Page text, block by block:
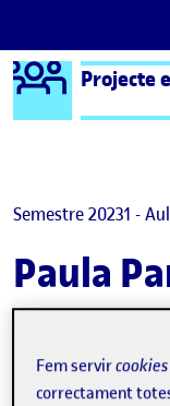
Saltar al contingut
Logo Ágora
Semestre 20231 -
Paula
Publicat per
Paula Pardo
Visibilitat:
Públic- Data
17
Fem servircookies
correctament